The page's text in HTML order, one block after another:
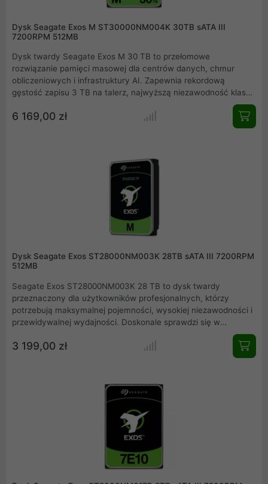
Dysk Seagate Exos M ST30000NM004K 30TB sATA III
7200RPM 512MB
Dysk twardy Seagate Exos M 30 TB to przełomowe
rozwiązanie pamięci masowej dla centrów danych, chmur
obliczeniowych i infrastruktury AI. Zapewnia rekordową
gęstość zapisu 3 TB na talerz, najwyższą niezawodność klasy
enterprise i trzykrotnie lepszą efektywność energetyczną na
terabajt w porównaniu z typowymi dyskami HDD.
6 169,00 zł
Dysk Seagate Exos ST28000NM003K 28TB sATA III 7200RPM
512MB
Seagate Exos ST28000NM003K 28 TB to dysk twardy
przeznaczony dla użytkowników profesjonalnych, którzy
potrzebują maksymalnej pojemności, wysokiej niezawodności i
przewidywalnej wydajności. Doskonale sprawdzi się w
serwerach plików, macierzach RAID, systemach archiwizacji
danych oraz w infrastrukturze chmurowej.
3 199,00 zł